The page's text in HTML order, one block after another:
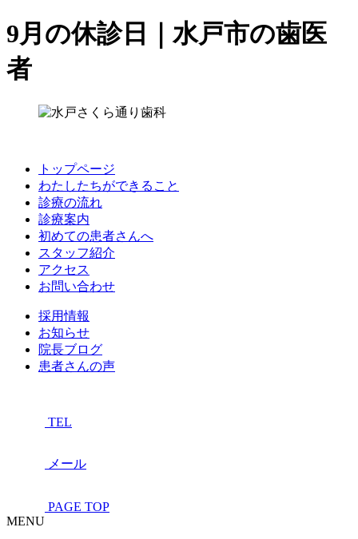
9月の休診日｜水戸市の歯医
者
トップページ
わたしたちができること
診療の流れ
診療案内
初めての患者さんへ
スタッフ紹介
アクセス
お問い合わせ
採用情報
お知らせ
院長ブログ
患者さんの声
TEL
メール
PAGE TOP
MENU